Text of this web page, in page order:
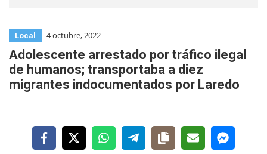
Local 4 octubre, 2022
Adolescente arrestado por tráfico ilegal
de humanos; transportaba a diez
migrantes indocumentados por Laredo